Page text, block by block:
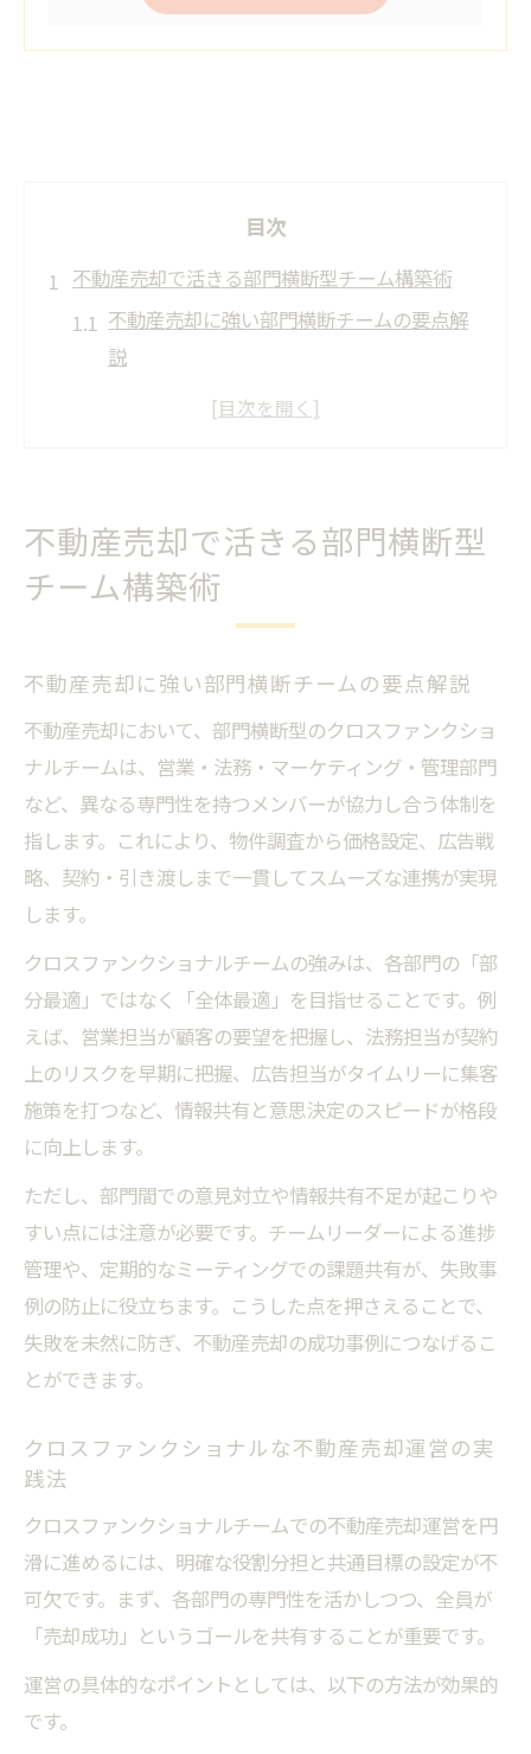
目次
不動産売却で活きる部門横断型チーム構築術
不動産売却に強い部門横断チームの要点解
説
クロスファンクショナルな不動産売却運営
の関係性
不動産売却で求められる協働体制の作り方
クロスファンクショナルな協働がもたらす組織
改革
不動産売却改革に活きるクロスファンクシ
ョナル協働
クロスファンクショナルチームで変わる業
務効率
不動産売却成功事例に学ぶ組織変革のヒン
クロスファンクショナルな協働が挑む課題
と解決策
不動産売却における組織横断のメリットと
注意点
成功事例に学ぶ不動産売却の新しい進め方
クロスファンクショナルチームの不動産売
却成功事例集
実践から学ぶクロスファンクショナルな不
動産売却
不動産売却現場でのチーム運営ポイント
クロスファンクショナルチーム失敗から得
る教訓
タスクフォースとクロスファンクショナルの違
不動産売却に見るタスクフォースとチーム
クロスファンクショナルチームとタスクフ
不動産売却現場での使い分けポイント解説
不動産売却で活きる部門横断型
チーム構築術
不動産売却に強い部門横断チームの要点解説
不動産売却において、部門横断型のクロスファンクショ
ナルチームは、営業・法務・マーケティング・管理部門
など、異なる専門性を持つメンバーが協力し合う体制を
指します。これにより、物件調査から価格設定、広告戦
略、契約・引き渡しまで一貫してスムーズな連携が実現
します。
クロスファンクショナルチームの強みは、各部門の「部
分最適」ではなく「全体最適」を目指せることです。例
えば、営業担当が顧客の要望を把握し、法務担当が契約
上のリスクを早期に把握、広告担当がタイムリーに集客
施策を打つなど、情報共有と意思決定のスピードが格段
に向上します。
ただし、部門間での意見対立や情報共有不足が起こりや
すい点には注意が必要です。チームリーダーによる進捗
管理や、定期的なミーティングでの課題共有が、失敗事
例の防止に役立ちます。こうした点を押さえることで、
失敗を未然に防ぎ、不動産売却の成功事例につなげるこ
とができます。
クロスファンクショナルな不動産売却運営の実
践法
クロスファンクショナルチームでの不動産売却運営を円
滑に進めるには、明確な役割分担と共通目標の設定が不
可欠です。まず、各部門の専門性を活かしつつ、全員が
「売却成功」というゴールを共有することが重要です。
運営の具体的なポイントとしては、以下の方法が効果的
です。